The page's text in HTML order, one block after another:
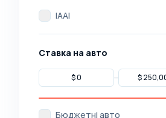
IAAI
Ставка на авто
Бюджетні авто